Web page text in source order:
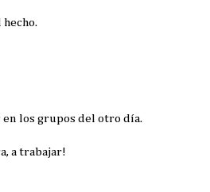
en los grupos del otro día.
a trabajar!